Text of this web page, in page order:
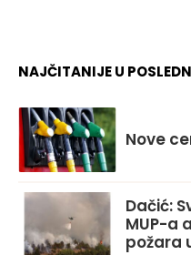
NAJČITANIJE U
Nove
Dačić:
MUP-a
požara